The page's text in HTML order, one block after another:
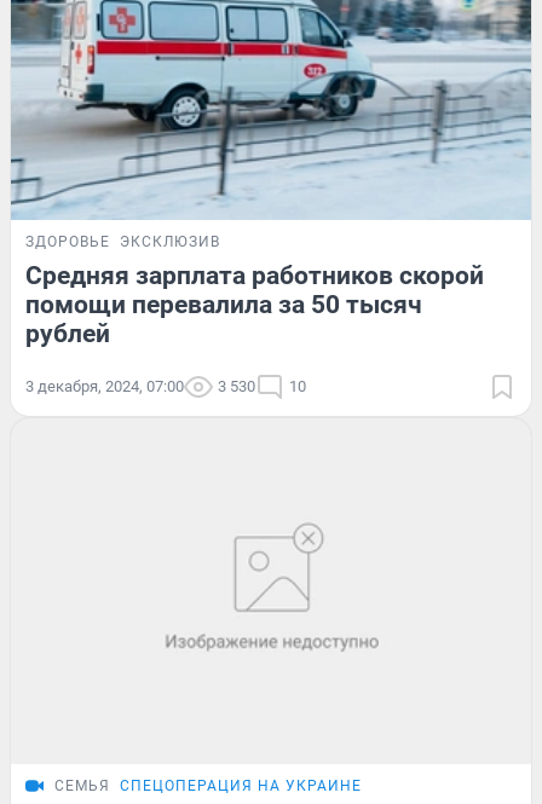
ЗДОРОВЬЕ ЭКСКЛЮЗИВ
Средняя зарплата работников скорой
помощи перевалила за 50 тысяч
рублей
3 декабря, 2024, 07:00 3 530 10
СЕМЬЯ СПЕЦОПЕРАЦИЯ НА УКРАИНЕ